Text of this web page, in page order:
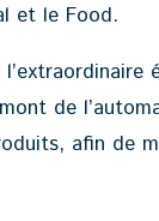
et le Food.
de
afin de